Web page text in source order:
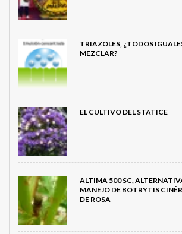
TRIAZOLES, ¿TODOS
MEZCLAR?
EL CULTIVO DEL STATICE
ALTIMA 500 SC,
MANEJO DE BOTRYTIS
DE ROSA